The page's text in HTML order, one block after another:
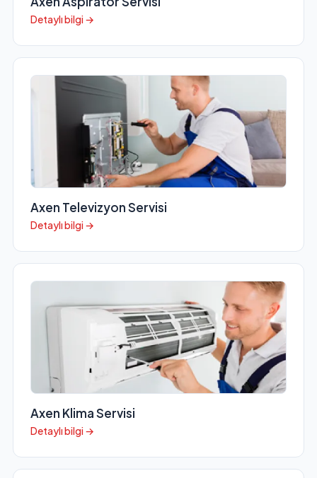
Detaylı bilgi →
Axen Televizyon Servisi
Detaylı bilgi →
Axen Klima Servisi
Detaylı bilgi →